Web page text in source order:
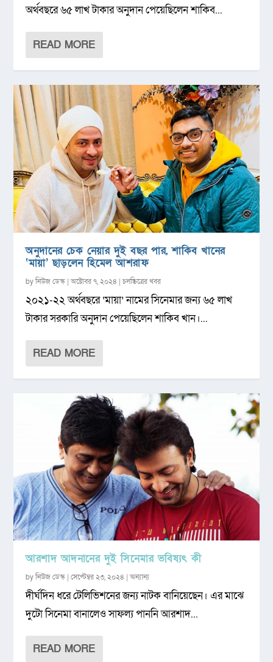
অর্থবছরে ৬৫ লাখ টাকার অনুদান পেয়েছিলেন শাকিব...
READ MORE
অনুদানের চেক নেয়ার দুই বছর পার, শাকিব খানের
‘মায়া’ ছাড়লেন হিমেল আশরাফ
byনিউজ ডেস্ক |অক্টোবর ৭, ২০২৪ |চলচ্চিত্রের খবর
২০২১-২২ অর্থবছরে ‘মায়া’ নামের সিনেমার জন্য ৬৫ লাখ
টাকার সরকারি অনুদান পেয়েছিলেন শাকিব খান।...
READ MORE
আরশাদ আদনানের দুই সিনেমার ভবিষ্যৎ কী
byনিউজ ডেস্ক |সেপ্টেম্বর ২৩, ২০২৪ |অন্যান্য
দীর্ঘদিন ধরে টেলিভিশনের জন্য নাটক বানিয়েছেন। এর মাঝে
দুটো সিনেমা বানালেও সাফল্য পাননি আরশাদ...
READ MORE